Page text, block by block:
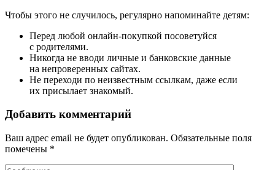
Чтобы этого не случилось, регулярно напоминайте детям:
Перед любой онлайн-покупкой посоветуйся
с родителями.
Никогда не вводи личные и банковские данные
на непроверенных сайтах.
Не переходи по неизвестным ссылкам, даже если
их присылает знакомый.
Добавить комментарий
Ваш адрес email не будет опубликован. Обязательные поля
помечены *